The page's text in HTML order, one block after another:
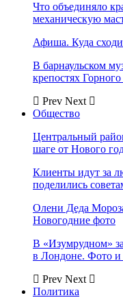
Что объединяло
механическую
Афиша. Куда
В барнаульском
крепостях
Prev Next
Общество
Центральный
шаге от Нового
Клиенты идут за
поделились
Олени Деда
Новогодние фото
В «Изумрудном»
в Лондоне. Фото и
Prev Next
Политика